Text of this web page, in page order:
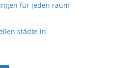
für jeden raum
städte in